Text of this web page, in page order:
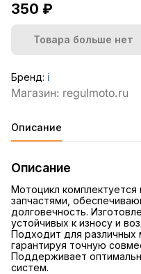
350 ₽
Товара больше нет
Бренд: ℹ️
Описание
Описание
Мотоцикл комплектуется
запчастями,
долговечность.
устойчивых к износу и
Подходит для различных
гарантируя точную
Поддерживает
систем.